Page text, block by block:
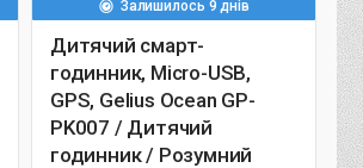
Залишилось 9 днів
Дитячий смарт-
годинник, Micro-USB,
GPS, Gelius Ocean GP-
PK007 / Дитячий
годинник / Розумний